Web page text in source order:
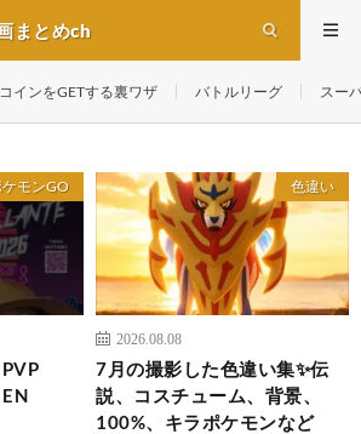
まとめch
インをGETする裏ワザ バトルリーグ スー
モンGO 色違い
2026.08.08
7月の撮影した色違い集✨伝
説、コスチューム、背景、
100%、キラポケモンなど